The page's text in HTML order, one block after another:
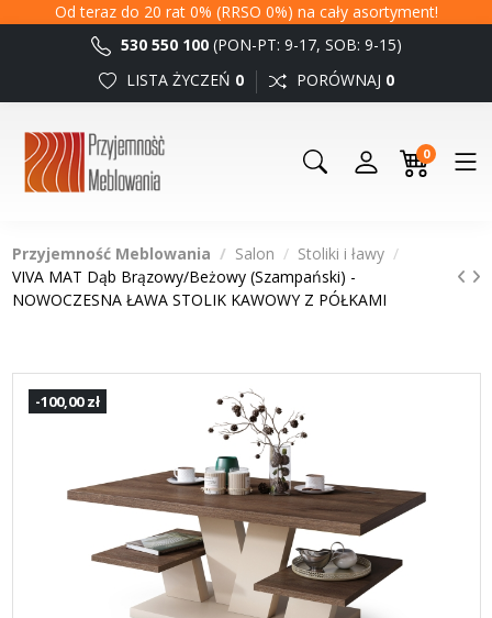
Od teraz do 20 rat 0% (RRSO 0%) na cały asortyment!
530 550 100 (PON-PT: 9-17, SOB: 9-15)
LISTA ŻYCZEŃ 0 PORÓWNAJ 0
0
Przyjemność Meblowania Salon
Stoliki i ławy
VIVA MAT Dąb Brązowy/Beżowy (Szampański) -
NOWOCZESNA ŁAWA STOLIK KAWOWY Z PÓŁKAMI
-100,00 zł